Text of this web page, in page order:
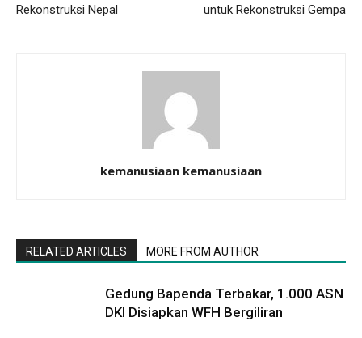
Rekonstruksi Nepal untuk Rekonstruksi Gempa
kemanusiaan kemanusiaan
RELATED ARTICLES MORE FROM AUTHOR
Gedung Bapenda Terbakar, 1.000 ASN
DKI Disiapkan WFH Bergiliran